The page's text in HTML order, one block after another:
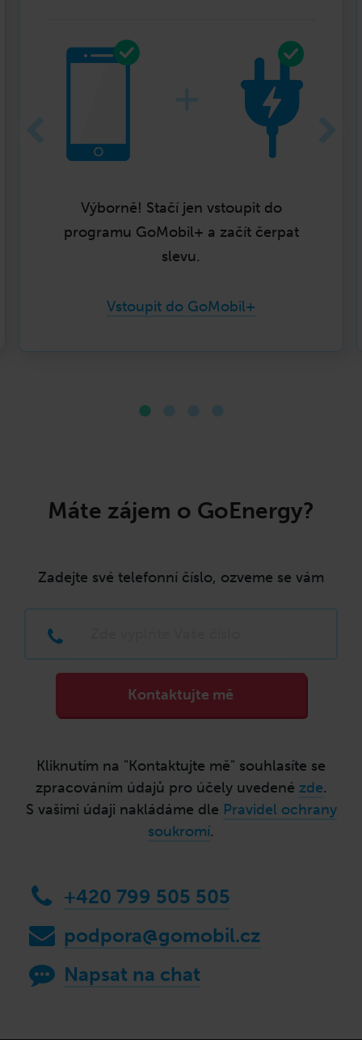
Výborně! Stačí jen vstoupit do
programu GoMobil+ a začít čerpat
slevu.
Vstoupit do GoMobil+
Máte zájem o GoEnergy?
Zadejte své telefonní číslo, ozveme se vám
Kliknutím na "Kontaktujte mě" souhlasíte se
zpracováním údajů pro účely uvedené zde.
S vašimi údaji nakládáme dle Pravidel ochrany
soukromí.
+420 799 505 505
podpora@gomobil.cz
Napsat na chat